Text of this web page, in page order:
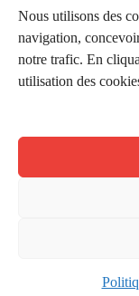
Nous utilisons des
navigation,
notre trafic. En
utilisation des
Réductions de la
Application